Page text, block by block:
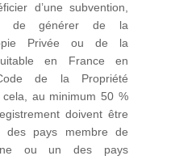
d’une subvention,
de générer de la
Privée ou de la
en France en
de la Propriété
cela, au minimum 50 %
doivent être
des pays membre de
ou un des pays